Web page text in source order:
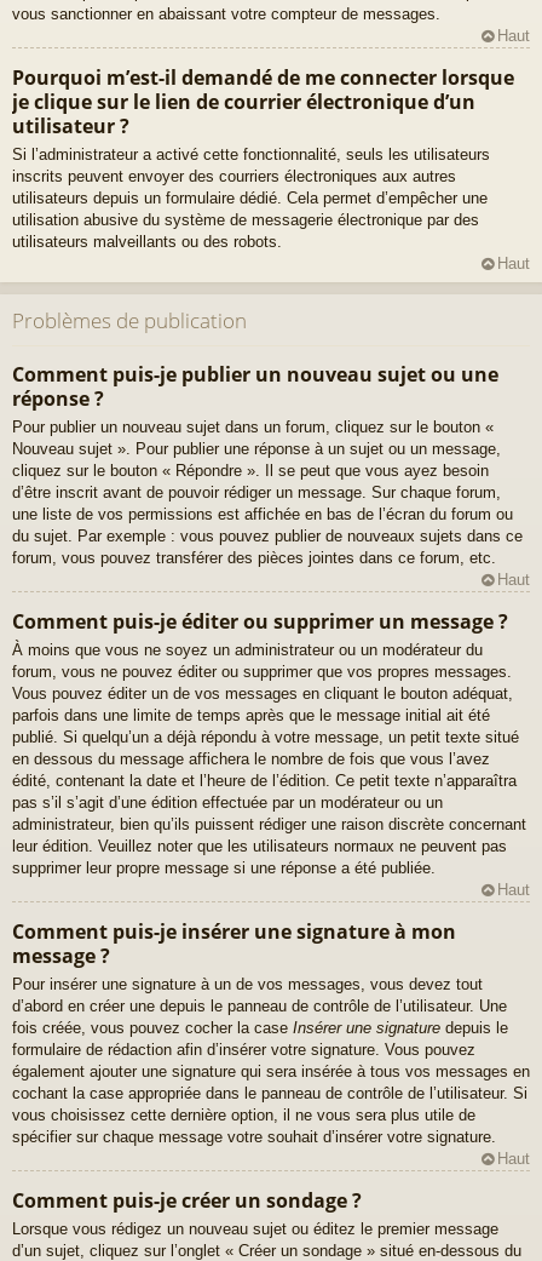
vous sanctionner en abaissant votre compteur de messages.
Haut
Pourquoi m’est-il demandé de me connecter lorsque
je clique sur le lien de courrier électronique d’un
utilisateur ?
Si l’administrateur a activé cette fonctionnalité, seuls les utilisateurs
inscrits peuvent envoyer des courriers électroniques aux autres
utilisateurs depuis un formulaire dédié. Cela permet d’empêcher une
utilisation abusive du système de messagerie électronique par des
utilisateurs malveillants ou des robots.
Haut
Problèmes de publication
Comment puis-je publier un nouveau sujet ou une
réponse ?
Pour publier un nouveau sujet dans un forum, cliquez sur le bouton «
Nouveau sujet ». Pour publier une réponse à un sujet ou un message,
cliquez sur le bouton « Répondre ». Il se peut que vous ayez besoin
d’être inscrit avant de pouvoir rédiger un message. Sur chaque forum,
une liste de vos permissions est affichée en bas de l’écran du forum ou
du sujet. Par exemple : vous pouvez publier de nouveaux sujets dans ce
forum, vous pouvez transférer des pièces jointes dans ce forum, etc.
Haut
Comment puis-je éditer ou supprimer un message ?
À moins que vous ne soyez un administrateur ou un modérateur du
forum, vous ne pouvez éditer ou supprimer que vos propres messages.
Vous pouvez éditer un de vos messages en cliquant le bouton adéquat,
parfois dans une limite de temps après que le message initial ait été
publié. Si quelqu’un a déjà répondu à votre message, un petit texte situé
en dessous du message affichera le nombre de fois que vous l’avez
édité, contenant la date et l’heure de l’édition. Ce petit texte n’apparaîtra
pas s’il s’agit d’une édition effectuée par un modérateur ou un
administrateur, bien qu’ils puissent rédiger une raison discrète concernant
leur édition. Veuillez noter que les utilisateurs normaux ne peuvent pas
supprimer leur propre message si une réponse a été publiée.
Haut
Comment puis-je insérer une signature à mon
message ?
Pour insérer une signature à un de vos messages, vous devez tout
d’abord en créer une depuis le panneau de contrôle de l’utilisateur. Une
fois créée, vous pouvez cocher la case Insérer une signature depuis le
formulaire de rédaction afin d’insérer votre signature. Vous pouvez
également ajouter une signature qui sera insérée à tous vos messages en
cochant la case appropriée dans le panneau de contrôle de l’utilisateur. Si
vous choisissez cette dernière option, il ne vous sera plus utile de
spécifier sur chaque message votre souhait d’insérer votre signature.
Haut
Comment puis-je créer un sondage ?
Lorsque vous rédigez un nouveau sujet ou éditez le premier message
d’un sujet, cliquez sur l’onglet « Créer un sondage » situé en-dessous du